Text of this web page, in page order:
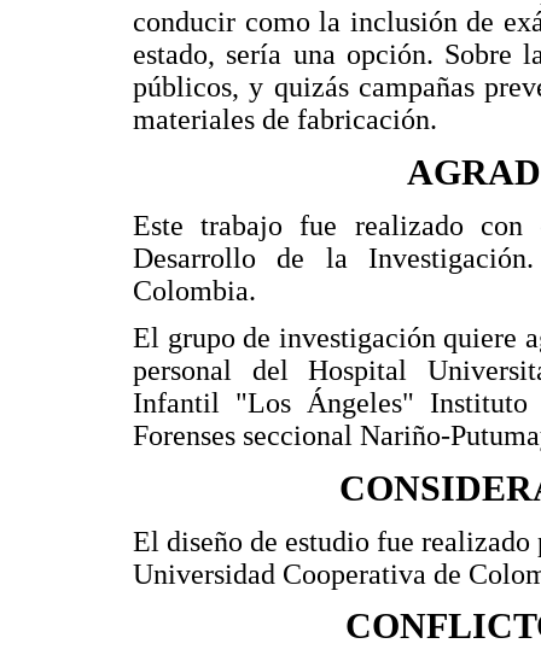
conducir como la inclusión de
estado, sería una opción. Sobre
públicos, y quizás campañas
materiales de fabricación.
Este trabajo fue realizado
Desarrollo de la
Colombia.
El grupo de investigación quiere
personal del Hospital
Infantil "Los Ángeles"
Forenses seccional Nariño-
El diseño de estudio fue
Universidad Cooperativa de